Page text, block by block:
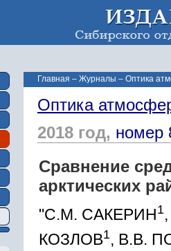
Главная – Журналы – Оптика
Оптика
2018 год, номер
Сравнение
арктических
"С.М. САКЕРИН1
КОЗЛОВ1, В.В.